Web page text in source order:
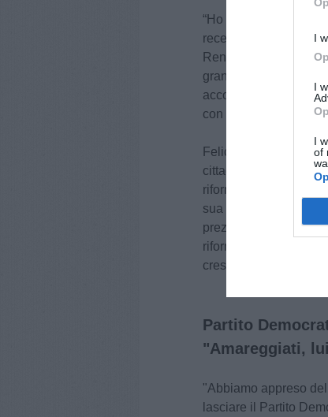
I
I
I
of
“Ho negli occhi le
recenti investimenti di
Renzi -. Casini ha un
grande futuro anche
accoglierlo in Italia
con la stessa maglia.
Felice anche Il
cittadino di un
riformista ambiziosa
sua esperienza e le
prezioso che ci
riformismo e d buon
crescente”.
Partito
"Amareggiati,
"Abbiamo appreso
lasciare il Partito